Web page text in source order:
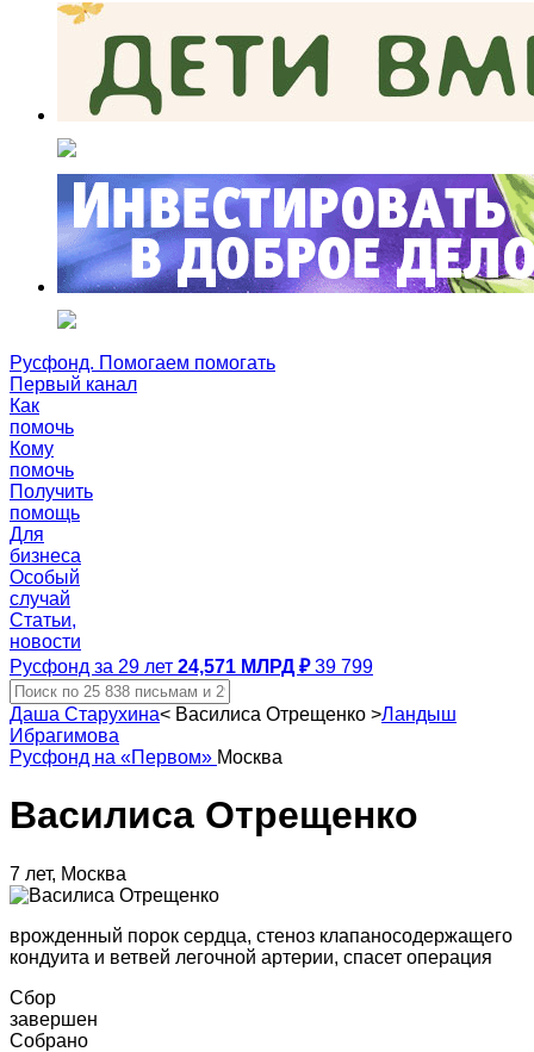
Русфонд. Помогаем помогать
Первый канал
Как
помочь
Кому
помочь
Получить
помощь
Для
бизнеса
Особый
случай
Статьи,
новости
Русфонд за 29 лет 24,571 МЛРД ₽ 39 799
Даша Старухина< Василиса Отрещенко >Ландыш
Ибрагимова
Русфонд на «Первом» Москва
Василиса Отрещенко
7 лет, Москва
врожденный порок сердца, стеноз клапаносодержащего
кондуита и ветвей легочной артерии, спасет операция
Сбор
завершен
Собрано